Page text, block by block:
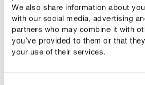
We also share information about
with our social media, advertising
partners who may combine it with
you’ve provided to them or that
your use of their services.
nebo nopovou fólií. Případně může
na chladném místě, kde ovšem
mrazu. Růže na kmínku snášejí
mohou bez obav zůstat venku; kmen